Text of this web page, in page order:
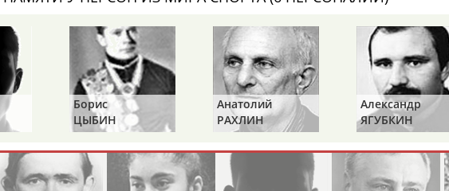
Адлан
Рустам
АБДУРАШИДОВ
Магомед
АБДУСАЛАМОВ
Нурлан
АБДЫКАЛЫКОВ
Борис
ЦЫБИН
Анатолий
РАХЛИН
Александр
ЯГУБКИН